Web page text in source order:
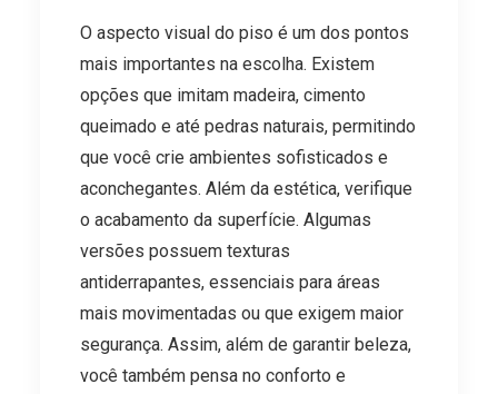
O aspecto visual do piso é um dos pontos
mais importantes na escolha. Existem
opções que imitam madeira, cimento
queimado e até pedras naturais, permitindo
que você crie ambientes sofisticados e
aconchegantes. Além da estética, verifique
o acabamento da superfície. Algumas
versões possuem texturas
antiderrapantes, essenciais para áreas
mais movimentadas ou que exigem maior
segurança. Assim, além de garantir beleza,
você também pensa no conforto e